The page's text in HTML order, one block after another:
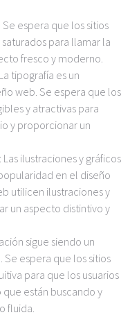
: Se espera que los sitios
para llamar la
fresco y moderno.
tipografía es un
web. Se espera que los
y atractivas para
y proporcionar un
: Las ilustraciones y gráficos
en el diseño
utilicen ilustraciones y
un aspecto distintivo y
sigue siendo un
espera que los sitios
para que los usuarios
están buscando y
fluida.